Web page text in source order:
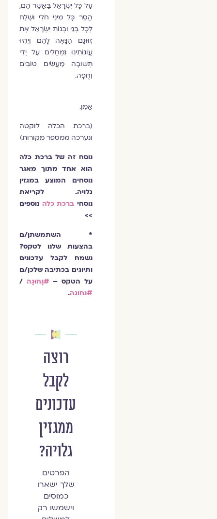
עַל כָּל יִשְׂרָאֵל בַּאֲשֶׁר הֵם,
הָסֵר כָּל מִינֵי חֹלִי וּשְׁלַח
לְכָל בְּנֵי וּבְנוֹת יִשְׂרָאֵל אֶת
זִוּוּגָם הַנָּאֶה לָהֶם וְיִהְיוּ
עֲוֹנוֹתֵינוּ נִמְחָלִים עַל יְדֵי
תְּשׁוּבָה מַעֲשִׂים טוֹבִים
וְחֻפָּה.
אָמֵן.
(ברכת הכלה לוקטה
ונערכה ממספר מקורות)
נוסח זה של ברכת כלה
הוא אחד מתוך מאגר
נוסחים המוצע במגזין
גלויה. לקריאת
נוסחיברכת כלהנוספים
>>
* השתמשתן/ם
בהצעות שלנו לטקס?
נשמח לקבל עדכונים
ותיוגים בכתיבה שלכן/ם
על הטקס –#נָחוּגָה/
#נחוגה.
רוצה
לקבל
עדכונים
ממגזין
גלויה?
הפרטים
שלך ישארו
כמוסים
וישמשו רק